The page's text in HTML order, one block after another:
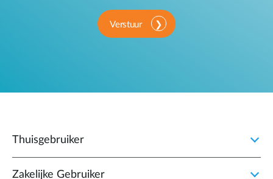
Verstuur
Thuisgebruiker
Zakelijke Gebruiker